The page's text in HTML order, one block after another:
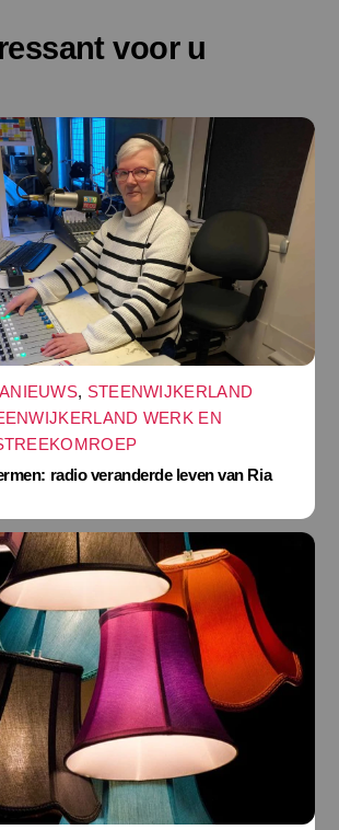
voor u
, STEENWIJKERLAND
WERK EN
radio veranderde leven van Ria